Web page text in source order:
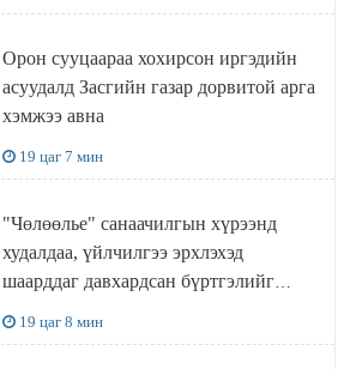
ажиллана
Орон сууцаараа хохирсон иргэдийн
асуудалд Засгийн газар дорвитой арга
хэмжээ авна
19 цаг 7 мин
"Чөлөөлье" санаачилгын хүрээнд
худалдаа, үйлчилгээ эрхлэхэд
шаарддаг давхардсан бүртгэлийг
хүчингүй болгох тогтоолын төслийг
баталлаа
19 цаг 8 мин